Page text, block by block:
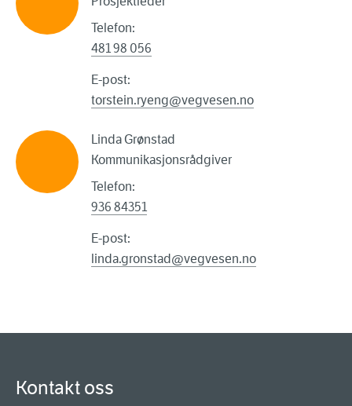
Telefon:
481 98 056
E-post:
torstein.ryeng@vegvesen.no
Linda Grønstad
Kommunikasjonsrådgiver
Telefon:
936 84351
E-post:
linda.gronstad@vegvesen.no
Kontakt oss